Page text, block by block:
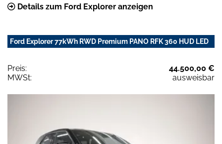
Details zum Ford Explorer anzeigen
Ford Explorer 77kWh RWD Premium PANO RFK 360 HUD LED
Preis:
44.500,00 €
MWSt:
ausweisbar